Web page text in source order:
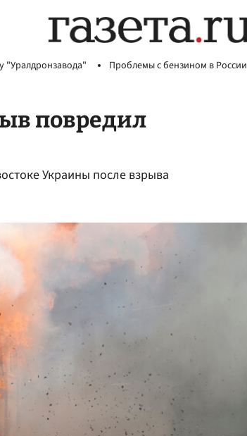
"Уралдронзавода" Проблемы с бензином в России
повредил
Украины после взрыва